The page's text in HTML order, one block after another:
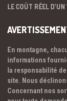
LE COÛT RÉEL
En montagne,
informations
la responsabilité
site. Nous
Concernant nos